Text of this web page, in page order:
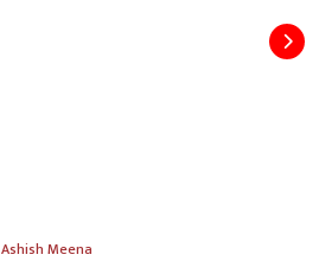
Ashish Meena